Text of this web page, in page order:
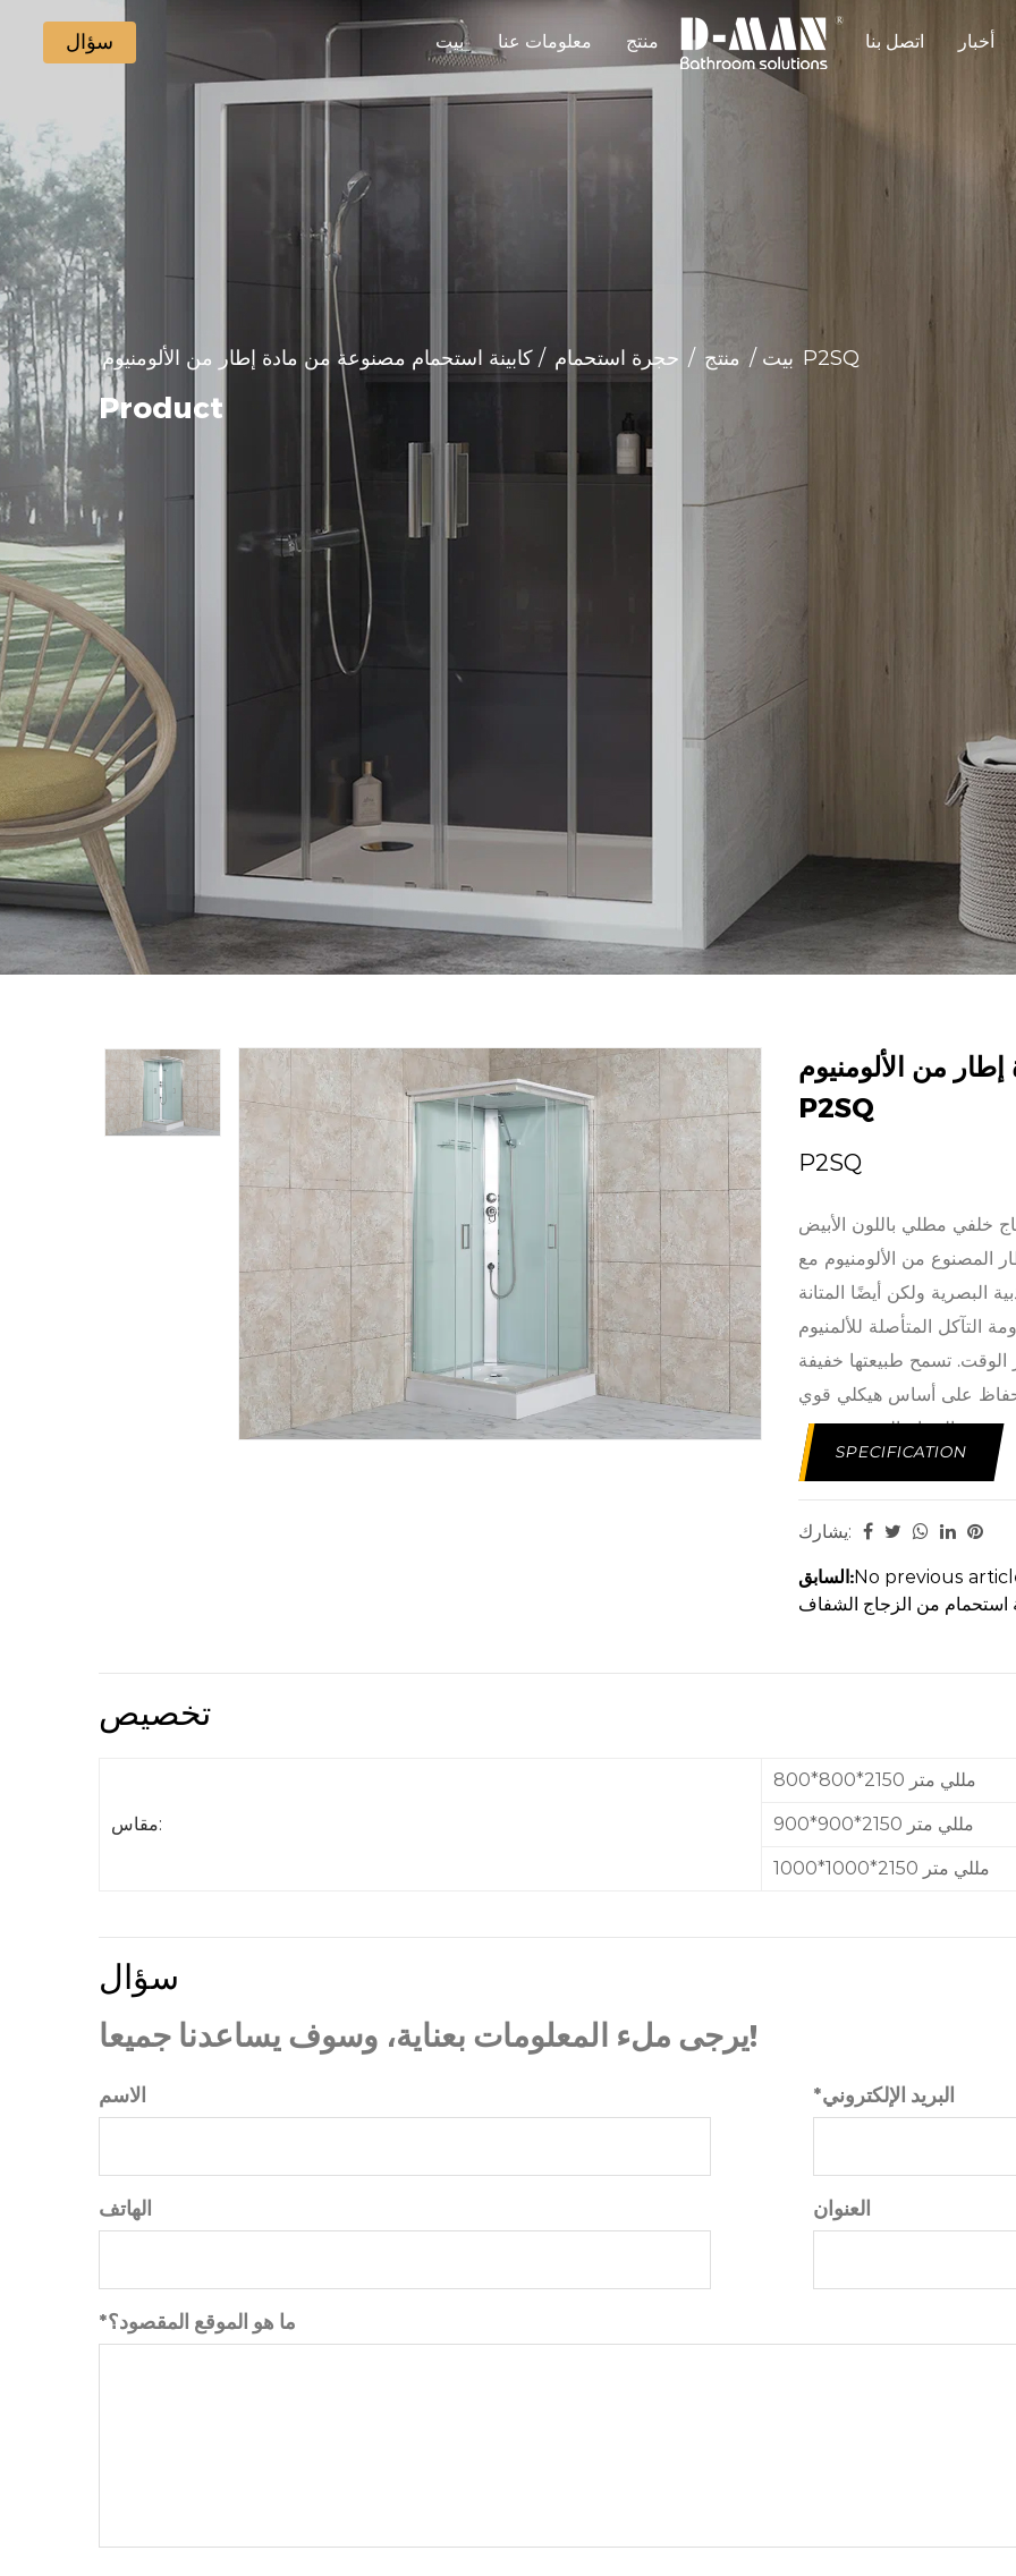
سؤال بيت معلومات عنا منتج اتصل بنا أخبار
بيت / منتج / حجرة استحمام / كابينة استحمام مصنوعة من مادة إطار من الألومنيوم P2SQ
Product
من الألومنيوم
P2SQ
P2SQ
المصنوع من الألومنيوم مع
البصرية ولكن أيضًا المتانة
التآكل المتأصلة للألمنيوم
الوقت. تسمح طبيعتها خفيفة
دش الحمام المصنوعة من
الأنيق، بسلاسة مع المكونات
هذا الإطار ليس مجرد عنصر
الإطار المصنوع من مادة
المصنوع من الألومنيوم،
SPECIFICATION
يشارك:
السابق:No previous
تخصيص
مقاس:
800*800*2150 مللي متر
900*900*2150 مللي متر
1000*1000*2150 مللي متر
سؤال
يرجى ملء المعلومات بعناية، وسوف يساعدنا جميعا!
الاسم *البريد الإلكتروني
الهاتف العنوان
*ما هو الموقع المقصود؟